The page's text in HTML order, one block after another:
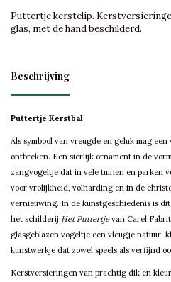
Puttertje kerstclip.
glas, met de hand beschilderd.
Beschrijving
Puttertje Kerstbal
Als symbool van vreugde en geluk mag
ontbreken. Een sierlijk ornament in de
zangvogeltje dat in vele tuinen en parken
voor vrolijkheid, volharding en in de
vernieuwing. In de kunstgeschiedenis is
het schilderij Het Puttertjevan Carel
glasgeblazen vogeltje een vleugje natuur,
kunstwerkje dat zowel speels als verfijnd
Kerstversieringen van prachtig dik en